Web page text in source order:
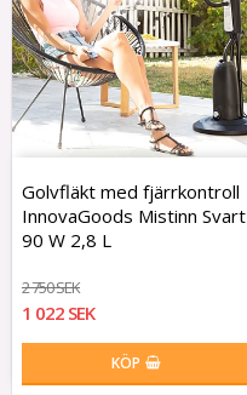
Golvfläkt med fjärrkontroll
InnovaGoods Mistinn Svart
90 W 2,8 L
2 750 SEK
1 022 SEK
KÖP